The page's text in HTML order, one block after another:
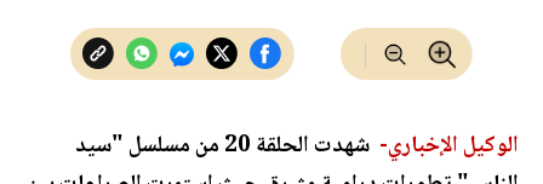
الوكيل الإخباري-
شهدت الحلقة 20 من مسلسل "سيد